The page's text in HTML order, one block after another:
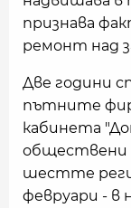
признава
ремонт над
Две години
пътните
кабинета
обществени
шестте
февруари - в